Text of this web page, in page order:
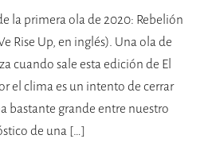
la primera ola de 2020: Rebelión
Rise Up, en inglés). Una ola de
cuando sale esta edición de El
el clima es un intento de cerrar
bastante grande entre nuestro
de una […]